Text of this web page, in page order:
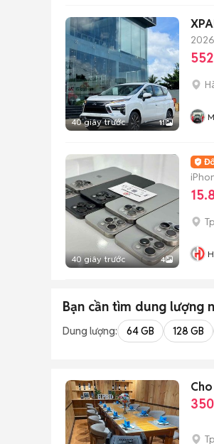
40 giây trước 11
2026
40 giây trước 4
Bạn cần tìm dung lượng
Dung lượng: 64 GB 128 GB